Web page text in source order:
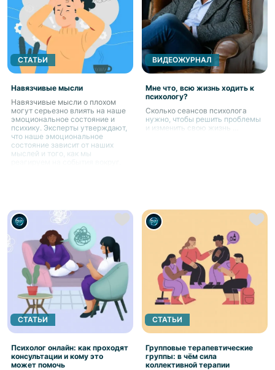
СТАТЬИ
Навязчивые мысли
Навязчивые мысли о плохом
могут серьезно влиять на наше
эмоциональное состояние и
психику. Эксперты утверждают,
что наше эмоциональное
состояние зависит от наших
мыслей и того, как мы
ВИДЕОЖУРНАЛ
Мне что, всю жизнь ходить к
психологу?
Сколько сеансов психолога
нужно, чтобы решить проблемы
и изменить свою жизнь …
СТАТЬИ
Психолог онлайн: как проходят
консультации и кому это
может помочь
СТАТЬИ
Групповые терапевтические
группы: в чём сила
коллективной терапии